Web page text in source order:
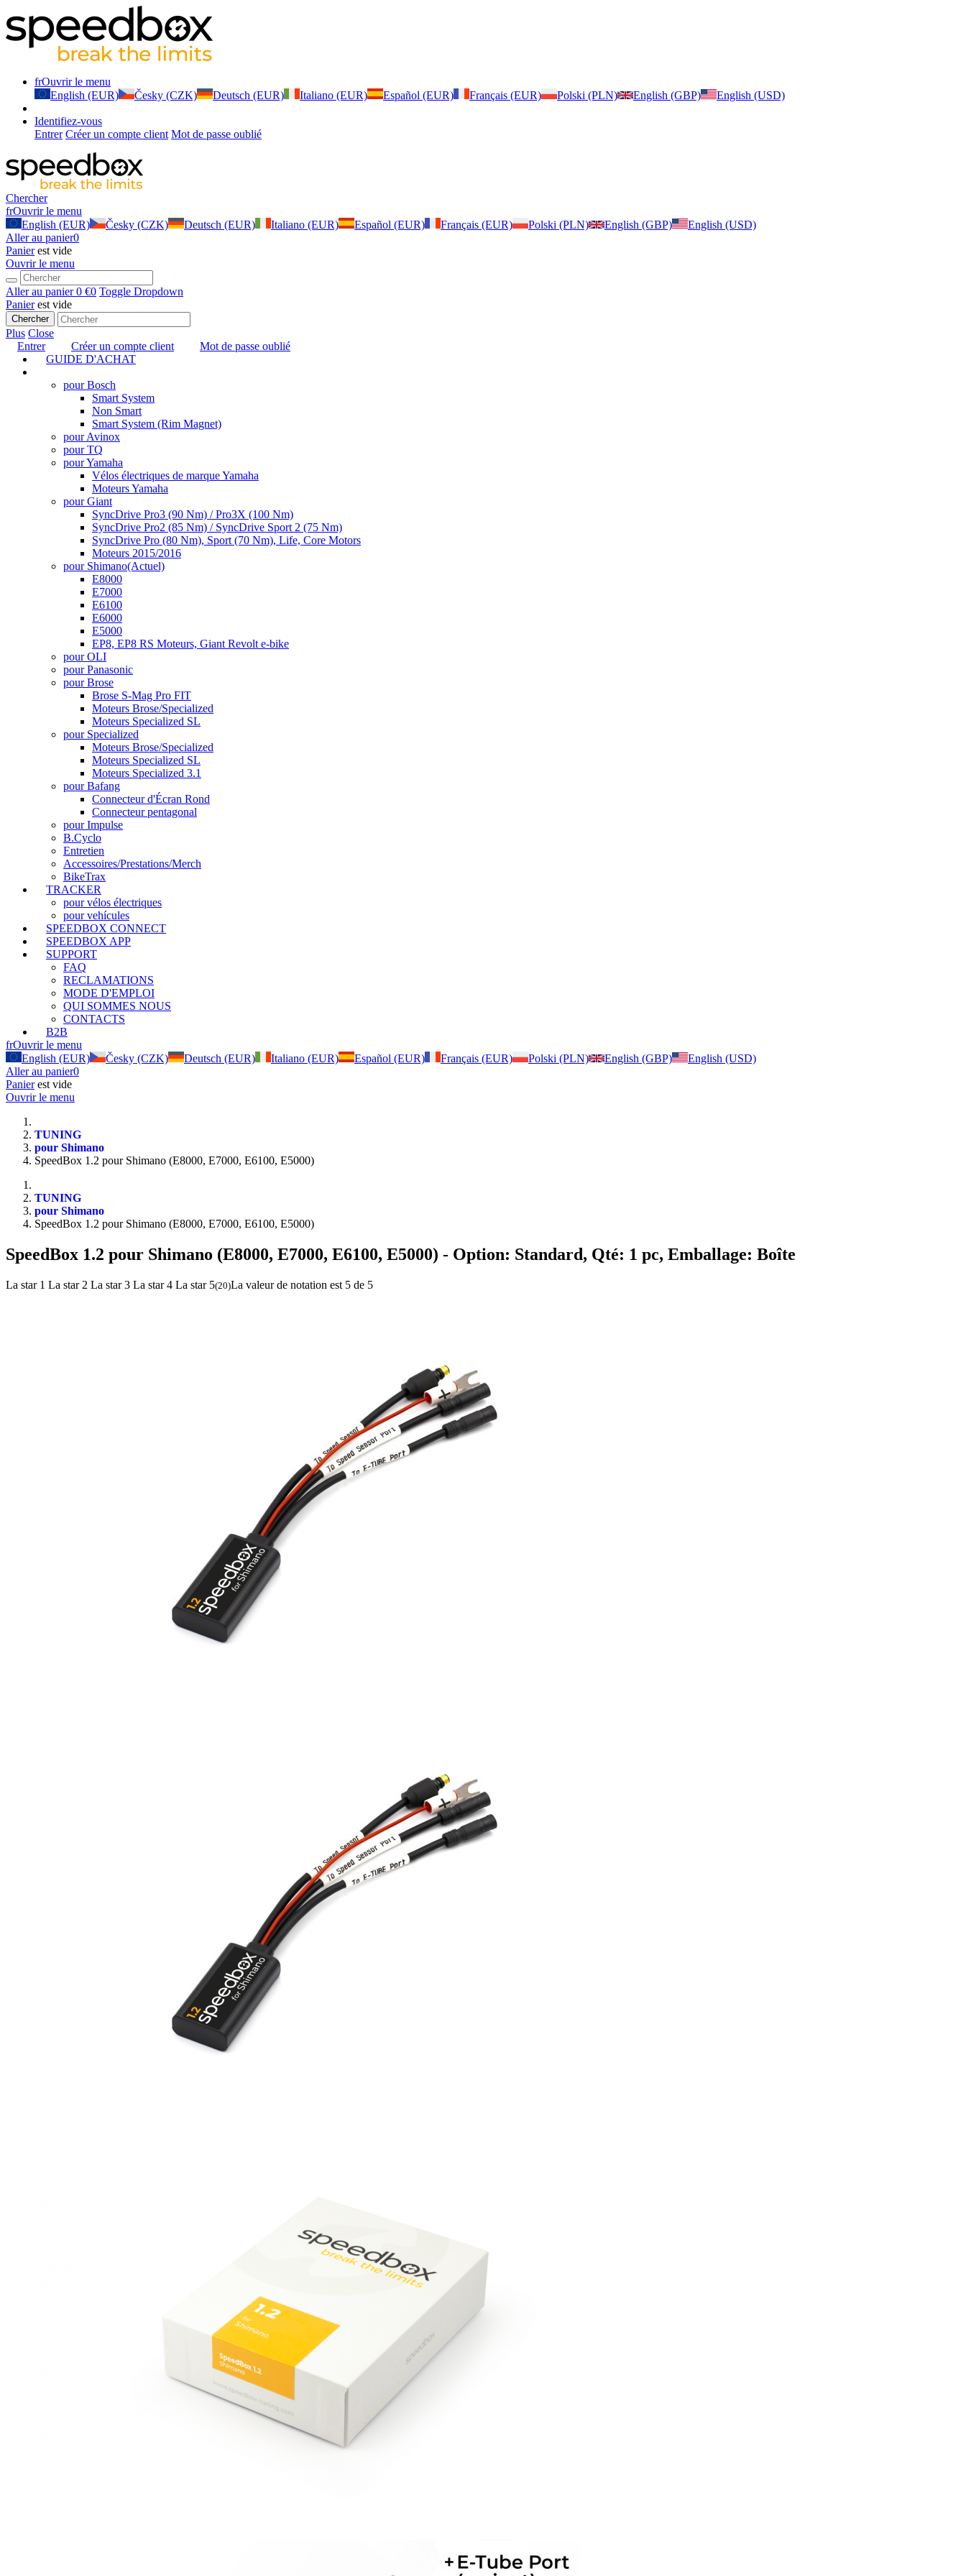
frOuvrir le menu
English (EUR)
Česky (CZK) Deutsch (EUR) Italiano (EUR) Español (EUR) Français (EUR) Polski (PLN) English (GBP) English (USD)
Identifiez-vous
Entrer Créer un compte client Mot de passe oublié
Chercher
frOuvrir le menu
English (EUR)
Česky (CZK) Deutsch (EUR) Italiano (EUR) Español (EUR) Français (EUR) Polski (PLN) English (GBP)
English (USD)
Aller au panier0
Panierest vide
Ouvrir le menu
Aller au panier0 €0 Toggle Dropdown
Panierest vide
Chercher
Plus Close
Entrer
Créer un compte client
Mot de passe oublié
GUIDE D'ACHAT
pour Bosch
Smart System
Non Smart
Smart System (Rim Magnet)
pour Avinox
pour TQ
pour Yamaha
Vélos électriques de marque Yamaha
Moteurs Yamaha
pour Giant
SyncDrive Pro3 (90 Nm) / Pro3X (100 Nm)
SyncDrive Pro2 (85 Nm) / SyncDrive Sport 2 (75 Nm)
SyncDrive Pro (80 Nm), Sport (70 Nm), Life, Core Motors
Moteurs 2015/2016
pour Shimano(Actuel)
E8000
E7000
E6100
E6000
E5000
EP8, EP8 RS Moteurs, Giant Revolt e-bike
pour OLI
pour Panasonic
pour Brose
Brose S-Mag Pro FIT
Moteurs Brose/Specialized
Moteurs Specialized SL
pour Specialized
Moteurs Brose/Specialized
Moteurs Specialized SL
Moteurs Specialized 3.1
pour Bafang
Connecteur d'Écran Rond
Connecteur pentagonal
pour Impulse
B.Cyclo
Entretien
Accessoires/Prestations/Merch
BikeTrax
TRACKER
pour vélos électriques
pour vehícules
SPEEDBOX CONNECT
SPEEDBOX APP
SUPPORT
FAQ
RECLAMATIONS
MODE D'EMPLOI
QUI SOMMES NOUS
CONTACTS
B2B
frOuvrir le menu
English (EUR)
Česky (CZK) Deutsch (EUR) Italiano (EUR) Español (EUR) Français (EUR) Polski (PLN) English (GBP)
English (USD)
Aller au panier0
Panierest vide
Ouvrir le menu
TUNING
pour Shimano
SpeedBox 1.2 pour Shimano (E8000, E7000, E6100, E5000)
TUNING
pour Shimano
SpeedBox 1.2 pour Shimano (E8000, E7000, E6100, E5000)
SpeedBox 1.2 pour Shimano (E8000, E7000, E6100, E5000) - Option: Standard, Qté: 1 pc, Emballage: Boîte
La star 1 La star 2 La star 3 La star 4 La star 5(20)La valeur de notation est 5 de 5